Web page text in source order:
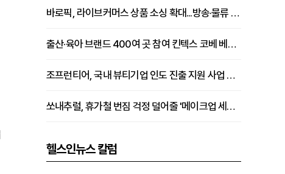
바로픽, 라이브커머스 상품 소싱 확대...방송·물류 원스톱 지원 강화
출산·육아 브랜드 400여 곳 참여 킨텍스 코베 베이비페어 개막
조프런티어, 국내 뷰티기업 인도 진출 지원 사업 추진
쏘내추럴, 휴가철 번짐 걱정 덜어줄 '메이크업 세팅 멀티 매직 실러' 제안
헬스인뉴스 칼럼